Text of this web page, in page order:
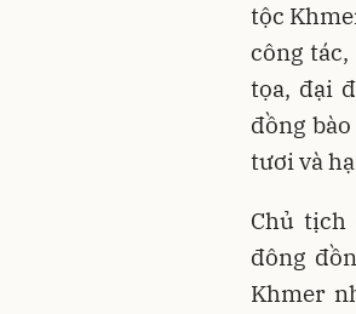
tộc
công
tọa, đại
đồng
tươi và
Chủ tịch
đông
Khmer